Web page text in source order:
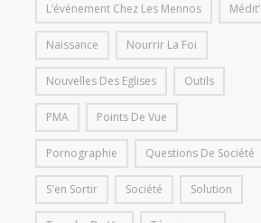
L’événement Chez Les Mennos Médit’
Naissance Nourrir La Foi
Nouvelles Des Eglises Outils
PMA Points De Vue
Pornographie Questions De Société
S'en Sortir Société Solution